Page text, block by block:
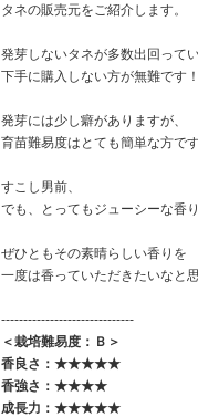
タネの販売元をご紹介します。
発芽しないタネが多数出回って
下手に購入しない方が無難です
発芽には少し癖がありますが、
育苗難易度はとても簡単な方で
すこし男前、
でも、とってもジューシーな香
ぜひともその素晴らしい香りを
一度は香っていただきたいなと
------------------------------
＜栽培難易度：Ｂ＞
香良さ：★★★★★
香強さ：★★★★
成長力：★★★★★